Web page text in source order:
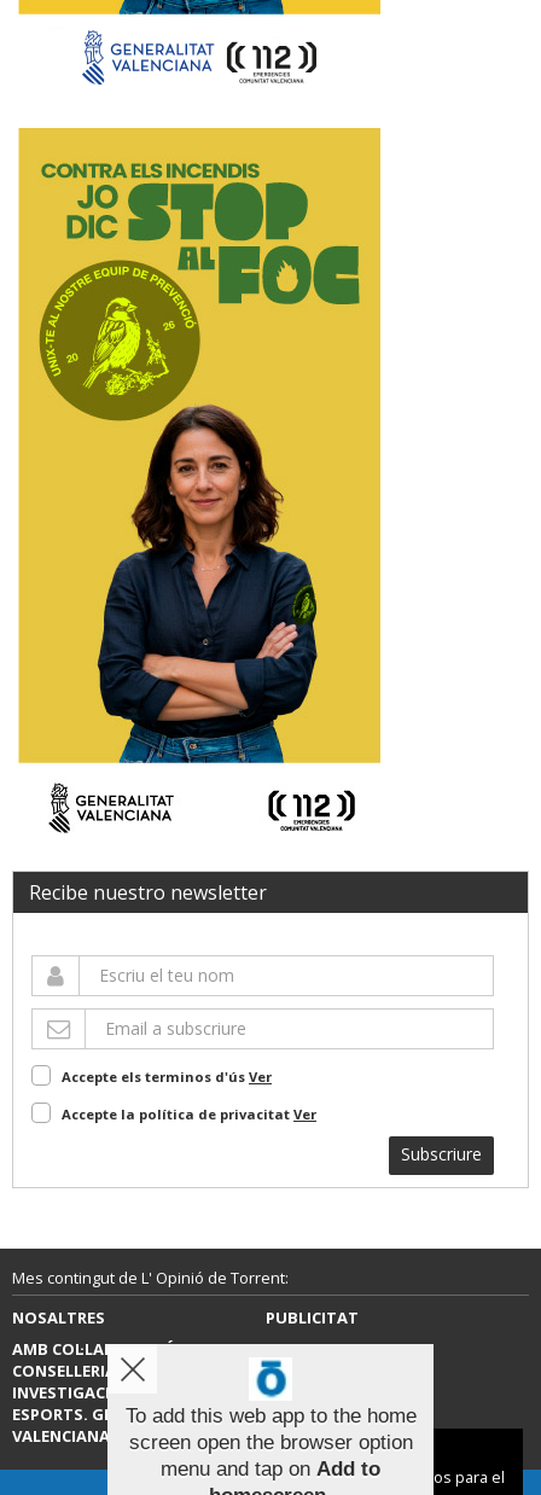
Recibe nuestro newsletter
Accepte els terminos d'ús Ver
Accepte la política de privacitat Ver
Subscriure
Mes contingut de L' Opinió de Torrent:
NOSALTRES
PUBLICITAT
AMB COL·LABORACIÓ DE LA
CONSELLERIA D’EDUCACIÓ,
INVESTIGACIÓ, CULTURA I
ESPORTS. GENERALITAT
VALENCIANA.
CONTACTE
To add this web app to the home
screen open the browser option
menu and tap on Add to
Aviso sobre el Uso de cookies:
Utilizamos cookies nuestras y de terceros para el